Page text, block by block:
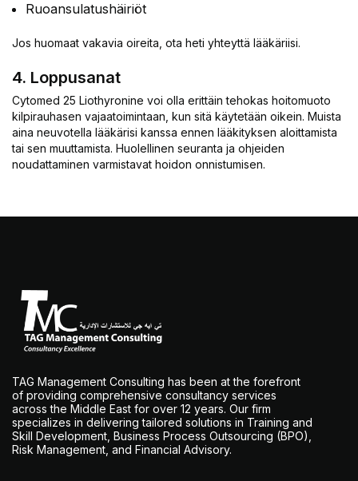
Ruoansulatushäiriöt
Jos huomaat vakavia oireita, ota heti yhteyttä lääkäriisi.
4. Loppusanat
Cytomed 25 Liothyronine voi olla erittäin tehokas hoitomuoto
kilpirauhasen vajaatoimintaan, kun sitä käytetään oikein. Muista
aina neuvotella lääkärisi kanssa ennen lääkityksen aloittamista
tai sen muuttamista. Huolellinen seuranta ja ohjeiden
noudattaminen varmistavat hoidon onnistumisen.
TAG Management Consulting has been at the forefront
of providing comprehensive consultancy services
across the Middle East for over 12 years. Our firm
specializes in delivering tailored solutions in Training and
Skill Development, Business Process Outsourcing (BPO),
Risk Management, and Financial Advisory.